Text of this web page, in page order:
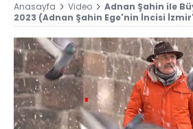
Anasayfa Video
Adnan Şahin ile
2023 (Adnan Şahin Ege'nin İncisi